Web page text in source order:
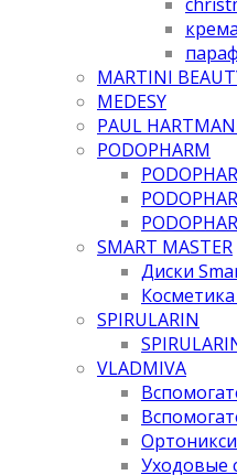
MARTINI
MEDESY
PAUL
PODOPHARM
SMART MASTER
Диски
SPIRULARIN
VLADMIVA
Уходовые